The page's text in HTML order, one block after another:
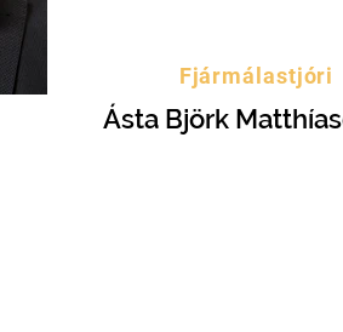
Fjármálastjóri
Ásta Björk